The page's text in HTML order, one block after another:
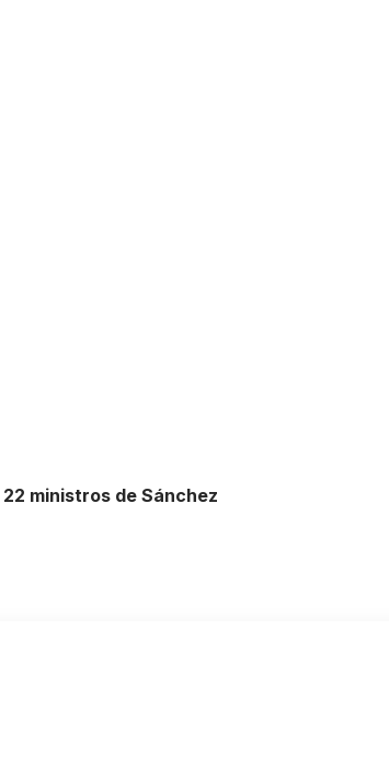
ministros de Sánchez